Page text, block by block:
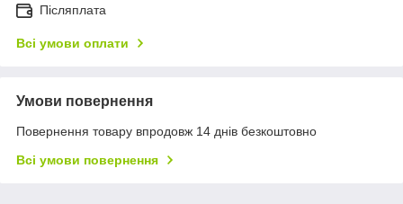
Післяплата
Всі умови оплати
Умови повернення
Повернення товару впродовж 14 днів безкоштовно
Всі умови повернення